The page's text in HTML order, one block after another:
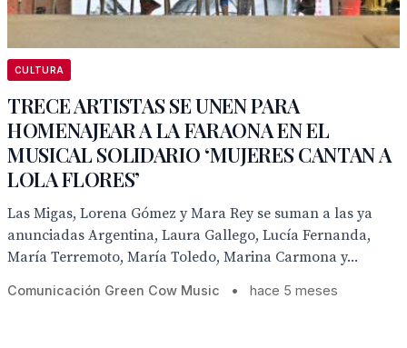
CULTURA
TRECE ARTISTAS SE UNEN PARA
HOMENAJEAR A LA FARAONA EN EL
MUSICAL SOLIDARIO ‘MUJERES CANTAN A
LOLA FLORES’
Las Migas, Lorena Gómez y Mara Rey se suman a las ya
anunciadas Argentina, Laura Gallego, Lucía Fernanda,
María Terremoto, María Toledo, Marina Carmona y...
Comunicación Green Cow Music • hace 5 meses